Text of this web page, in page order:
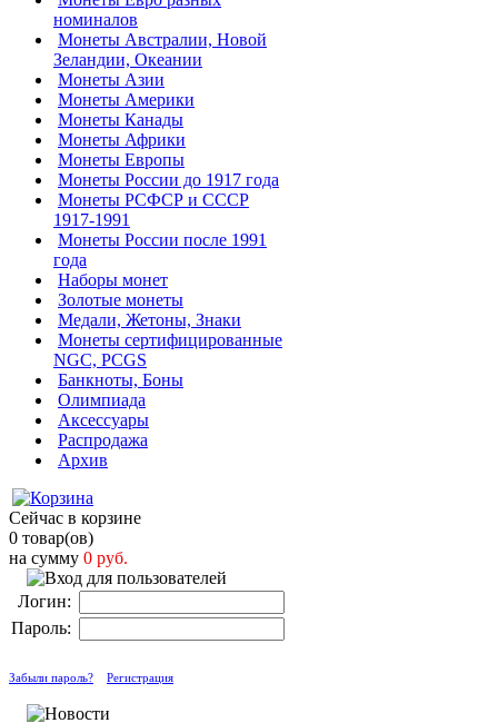
номиналов
Монеты Австралии, Новой
Зеландии, Океании
Монеты Азии
Монеты Америки
Монеты Канады
Монеты Африки
Монеты Европы
Монеты России до 1917 года
Монеты РСФСР и СССР
1917-1991
Монеты России после 1991
года
Наборы монет
Золотые монеты
Медали, Жетоны, Знаки
Монеты сертифицированные
NGC, PCGS
Банкноты, Боны
Олимпиада
Аксессуары
Распродажа
Архив
Сейчас в корзине
0 товар(ов)
на сумму 0 руб.
Логин:
Пароль:
Забыли пароль? Регистрация